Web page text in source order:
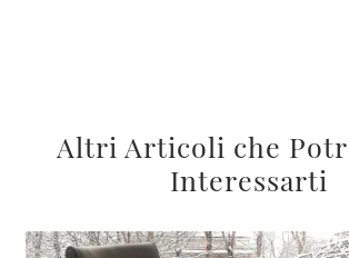
Altri Articoli che
Interessarti